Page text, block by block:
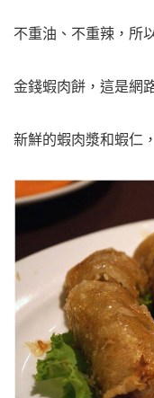
不重油、不重辣，所
金錢蝦肉餅，這是網
新鮮的蝦肉漿和蝦仁